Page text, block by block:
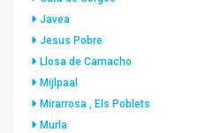
Javea
Jesus Pobre
Llosa de Camacho
Mijlpaal
Mirarrosa , Els Poblets
Murla